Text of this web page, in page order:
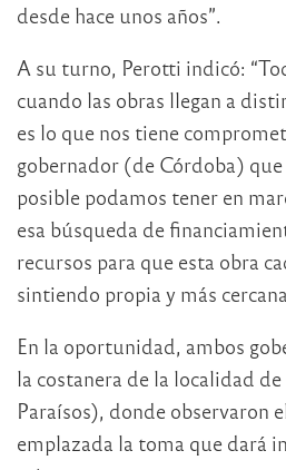
desde hace unos años”.
A su turno, Perotti indicó:
cuando las obras llegan a
es lo que nos tiene
gobernador (de Córdoba)
posible podamos tener en
esa búsqueda de
recursos para que esta obra
sintiendo propia y más
En la oportunidad, ambos
la costanera de la localidad
Paraísos), donde observaron
emplazada la toma que dará